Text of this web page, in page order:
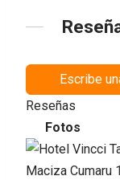
Escribe
Reseñas
Fotos